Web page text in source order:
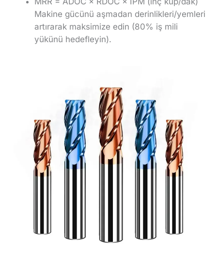
Makine gücünü aşmadan derinlikleri/yemleri
artırarak maksimize edin (80% iş mili
yükünü hedefleyin).